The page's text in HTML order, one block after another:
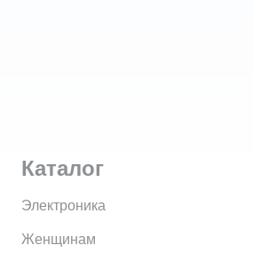
Каталог
Электроника
Женщинам